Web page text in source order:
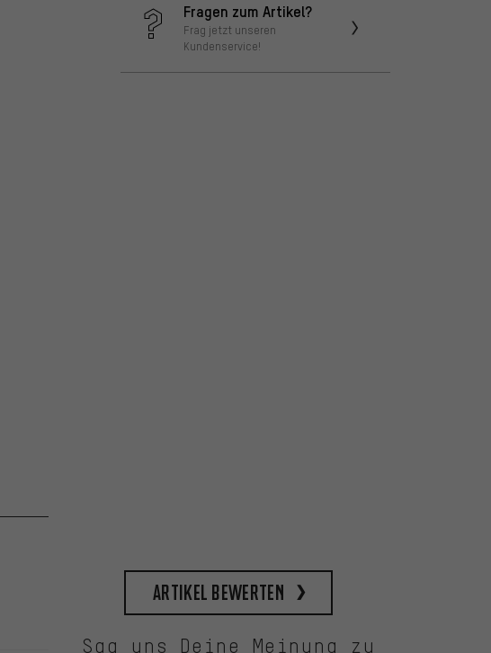
Fragen zum Artikel?
Frag jetzt unseren
Kundenservice!
Artikel bewerten
Sag uns Deine Meinung zu